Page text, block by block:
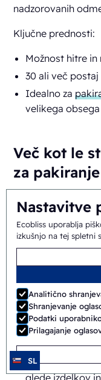
Nastavitve
Ecobliss uporablja
izkušnjo na tej spletni
Analitično
Shranjevanje
Podatki
Prilagajanje
nadzorovanih
Ključne prednosti:
Možnost hitre
30 ali več
Idealno za
velikega obsega
Več kot le
za pakiranje
Ecobliss ne
Ponujamo
po pakiranju na
Izdelava
pomen
embalaže.
prototipov in
pred začetkom
ogledate in
Prilagodljive
mogoče
glede izdelkov
SL